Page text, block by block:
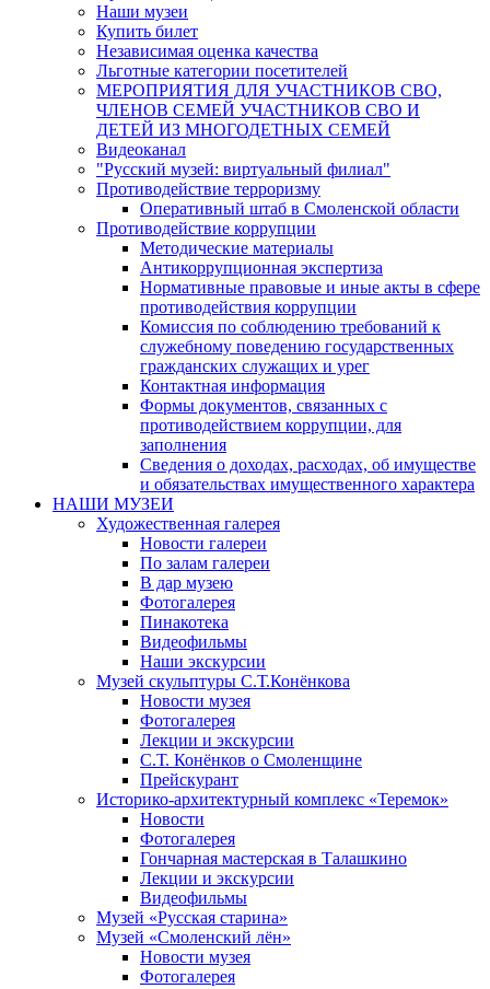
Наши музеи
Купить билет
Независимая оценка качества
Льготные категории посетителей
МЕРОПРИЯТИЯ ДЛЯ УЧАСТНИКОВ СВО,
ЧЛЕНОВ СЕМЕЙ УЧАСТНИКОВ СВО И
ДЕТЕЙ ИЗ МНОГОДЕТНЫХ СЕМЕЙ
Видеоканал
"Русский музей: виртуальный филиал"
Противодействие терроризму
Оперативный штаб в Смоленской области
Противодействие коррупции
Методические материалы
Антикоррупционная экспертиза
Нормативные правовые и иные акты в сфере
противодействия коррупции
Комиссия по соблюдению требований к
служебному поведению государственных
гражданских служащих и урег
Контактная информация
Формы документов, связанных с
противодействием коррупции, для
заполнения
Сведения о доходах, расходах, об имуществе
и обязательствах имущественного характера
НАШИ МУЗЕИ
Художественная галерея
Новости галереи
По залам галереи
В дар музею
Фотогалерея
Пинакотека
Видеофильмы
Наши экскурсии
Музей скульптуры С.Т.Конёнкова
Новости музея
Фотогалерея
Лекции и экскурсии
С.Т. Конёнков о Смоленщине
Прейскурант
Историко-архитектурный комплекс «Теремок»
Новости
Фотогалерея
Гончарная мастерская в Талашкино
Лекции и экскурсии
Видеофильмы
Музей «Русская старина»
Музей «Смоленский лён»
Новости музея
Фотогалерея